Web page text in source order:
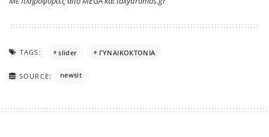
TAGS: slider ΓΥΝΑΙΚΟΚΤΟΝΙΑ
SOURCE: newsit